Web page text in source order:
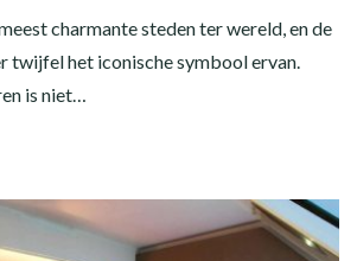
charmante steden ter wereld, en de
twijfel het iconische symbool ervan.
is niet…